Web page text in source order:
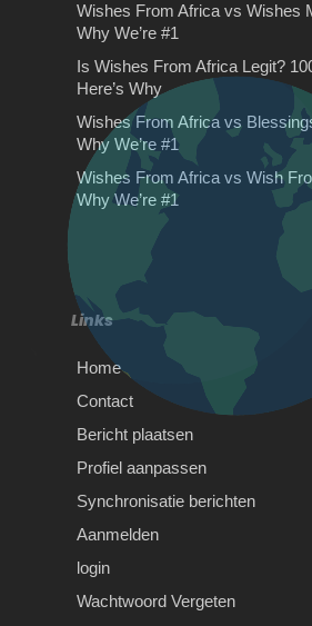
Rijles Gouda
Rijles Gouda Ben je van
Gouda te volgen waarbij
van je woning
Hoe een waardebepaling
huisverkoop Er is veel
woningen. Juist nu…
Belangrijkste
tegels trends
trends Tegels voor de
Wishes From Africa
Reviews – 100%
Wishes From Africa
Thousands Trust Us for
Video GiftWhen you’re…
Wishes From Africa vs Wishes
Why We’re #1
Is Wishes From Africa Legit?
Here’s Why
Wishes From Africa vs
Why We’re #1
Wishes From Africa vs Wish
Why We’re #1
Links
Home
Contact
Bericht plaatsen
Profiel aanpassen
Synchronisatie berichten
Aanmelden
login
Wachtwoord Vergeten